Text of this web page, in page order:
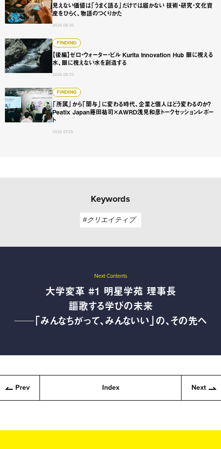
見えない価値は「うまく語る」だけでは届かない 技術・研究・文化資
産をひらく、物語のつくりかた
2026.08.06
FINDING
【後編】ゼロ・ウォーター・ビル Kurita Innovation Hub 眼に視える
水、眼に視えない水を創造する
2026.08.03
【後編】ゼロ・ウォーター・ビル Kurita Innovation Hub 眼
FINDING
「所属」から「関与」に変わる時代、企業と個人はどう変わるのか？
Peatix Japan藤田祐司×AWRD浅見和彦トークセッションレポー
ト
2026.07.29
「所属」から「関与」に変わる時代、企業と個人はどう変
Keywords
#クリエイティブ
Next Contents
大学変革 #1 明星学苑 理事長
謳歌する学びの未来
──「みんなちがって、みんないい」の、その先へ
Prev Index Next